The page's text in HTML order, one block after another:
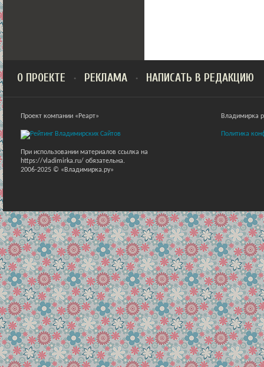
О ПРОЕКТЕ РЕКЛАМА НАПИСАТЬ В РЕДАКЦИЮ
Проект компании «Реарт»
При использовании материалов ссылка на
https://vladimirka.ru/ обязательна.
2006-2025 © «Владимирка.ру»
Владимирка
Политика